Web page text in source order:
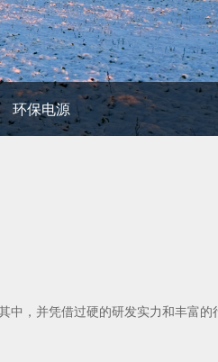
环保电源
，并凭借过硬的研发实力和丰富的